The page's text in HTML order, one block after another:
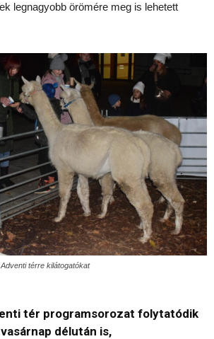
legnagyobb örömére meg is lehetett
térre kilátogatókat
tér programsorozat folytatódik
vasárnap délután is,